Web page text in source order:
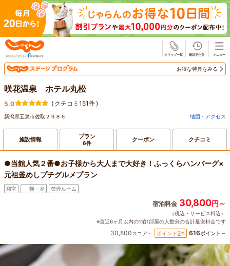
お得な特典をみる
咲花温泉 ホテル丸松
5.0 ( クチコミ151件)
新潟県五泉市佐取２９８６ 地図・アクセス
施設情報 プラン
6件 クーポン クチコミ
●当館人気２番●お子様から大人まで大好き！ふっくらハンバーグ×
元祖釜めしプチグルメプラン
和室 朝・夕 禁煙ルーム
宿泊料金 30,800円～
（税込・サービス料込）
※直近6ヶ月以内の1泊1部屋の人数分の合計最安料金です
30,800スコア～ ポイント 2% 616ポイント～